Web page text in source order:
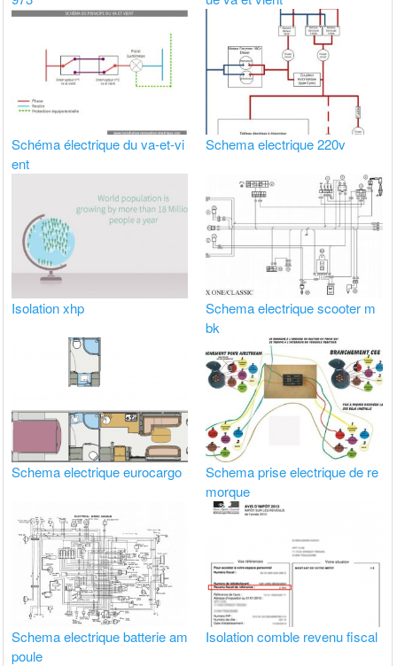
Schéma électrique du va-et-vi
ent
Schema electrique 220v
Isolation xhp
Schema electrique scooter m
bk
Schema electrique eurocargo
Schema prise electrique de re
morque
Schema electrique batterie am
poule
Isolation comble revenu fiscal